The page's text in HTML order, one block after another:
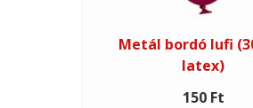
Metál bordó lufi
latex)
150 Ft